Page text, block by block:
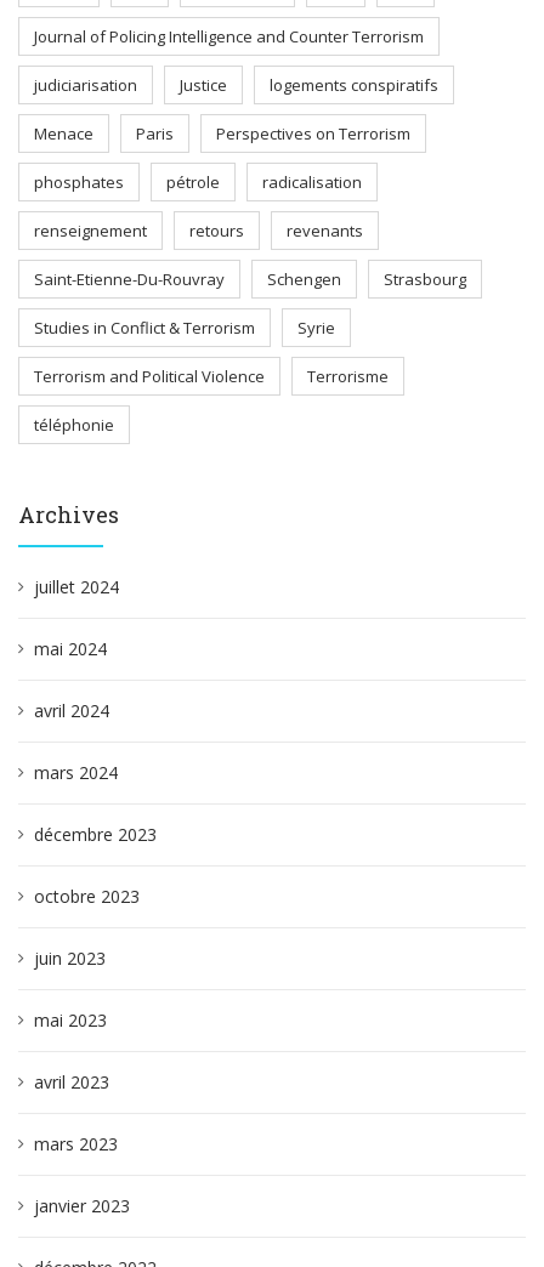
Journal of Policing Intelligence and Counter Terrorism
judiciarisation Justice logements conspiratifs
Menace Paris Perspectives on Terrorism
phosphates pétrole radicalisation
renseignement retours revenants
Saint-Etienne-Du-Rouvray Schengen Strasbourg
Studies in Conflict & Terrorism Syrie
Terrorism and Political Violence Terrorisme
téléphonie
Archives
juillet 2024
mai 2024
avril 2024
mars 2024
décembre 2023
octobre 2023
juin 2023
mai 2023
avril 2023
mars 2023
janvier 2023